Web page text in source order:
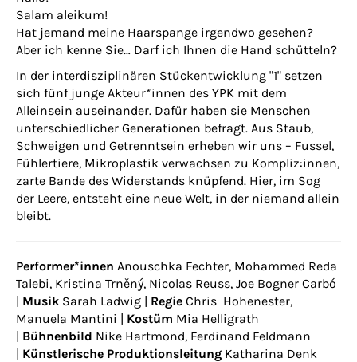
Salam aleikum!
Hat jemand meine Haarspange irgendwo gesehen?
Aber ich kenne Sie… Darf ich Ihnen die Hand schütteln?
In der interdisziplinären Stückentwicklung "1" setzen
sich fünf junge Akteur*innen des YPK mit dem
Alleinsein auseinander. Dafür haben sie Menschen
unterschiedlicher Generationen befragt. Aus Staub,
Schweigen und Getrenntsein erheben wir uns – Fussel,
Fühlertiere, Mikroplastik verwachsen zu Kompliz:innen,
zarte Bande des Widerstands knüpfend. Hier, im Sog
der Leere, entsteht eine neue Welt, in der niemand allein
bleibt.
Performer*innen Anouschka Fechter, Mohammed Reda
Talebi, Kristina Trněný, Nicolas Reuss, Joe Bogner Carbó
| Musik Sarah Ladwig | Regie Chris Hohenester,
Manuela Mantini | Kostüm Mia Helligrath
| Bühnenbild Nike Hartmond, Ferdinand Feldmann
| Künstlerische Produktionsleitung Katharina Denk